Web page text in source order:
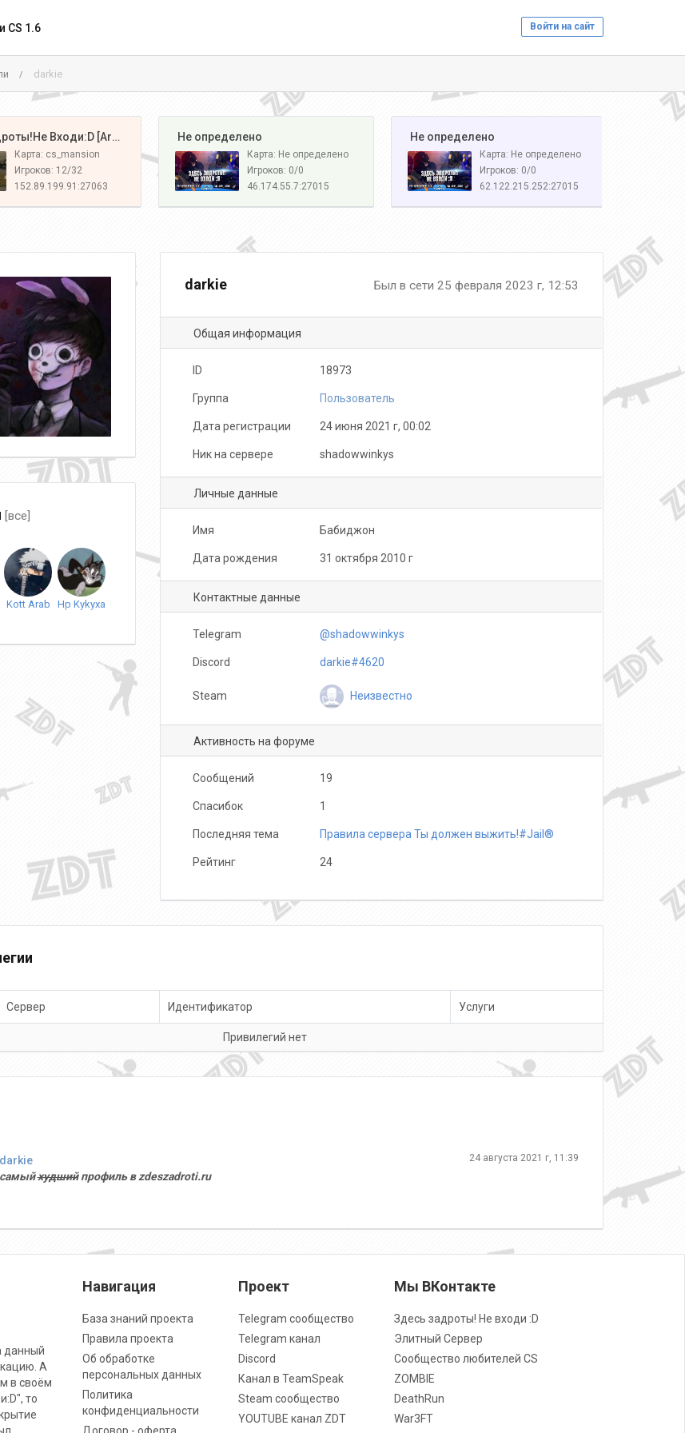
Войти на сайт
CS 1.6
/ darkie
️ Здесь Задроты!Не Входи:D [Army#1]
Карта: cs_mansion
Игроков: 12/32
152.89.199.91:27063
️ Не определено
Карта: Не определено
Игроков: 0/0
46.174.55.7:27015
️ Не определено
Карта: Не определено
Игроков: 0/0
62.122.215.252:27015
[все]
Kott Arab Hp Kykyxa
darkie Был в сети 25 февраля 2023 г, 12:53
Общая информация
ID 18973
Группа Пользователь
Дата регистрации 24 июня 2021 г, 00:02
Ник на сервере shadowwinkys
Личные данные
Имя Бабиджон
Дата рождения 31 октября 2010 г
Контактные данные
Telegram @shadowwinkys
Discord darkie#4620
Steam Неизвестно
Активность на форуме
Сообщений 19
Спасибок 1
Последняя тема Правила сервера Ты должен выжить!#Jail®
Рейтинг 24
Сервер Идентификатор Услуги
Привилегий нет
darkie 24 августа 2021 г, 11:39
самыйхудшийпрофиль в zdeszadroti.ru
данный
А
в своём
то
Навигация
База знаний проекта
Правила проекта
Об обработке
персональных данных
Политика
конфиденциальности
Проект
Telegram сообщество
Telegram канал
Discord
Канал в TeamSpeak
Steam сообщество
YOUTUBE канал ZDT
Мы ВКонтакте
Здесь задроты! Не входи :D
Элитный Сервер
Сообщество любителей CS
ZOMBIE
DeathRun
War3FT